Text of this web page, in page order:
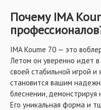
Почему IMA
IMA Koume 70 — это
Летом он уверенно идет в
своей стабильной игрой и
становится вашим
блеснении, демонстрируя
Его уникальная форма и